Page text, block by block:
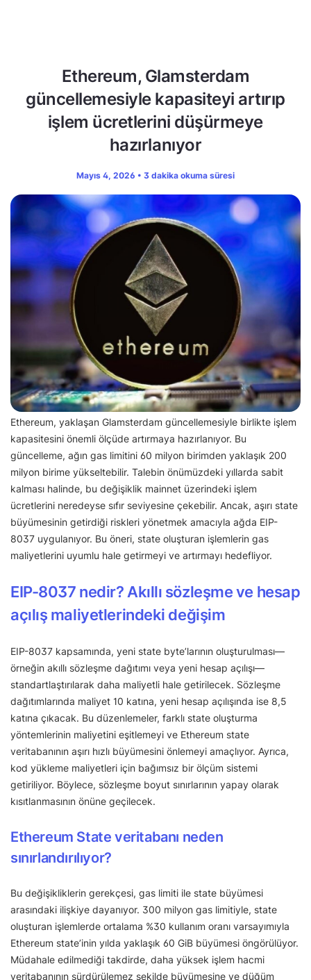
Ethereum, Glamsterdam
güncellemesiyle kapasiteyi artırıp
işlem ücretlerini düşürmeye
hazırlanıyor
Mayıs 4, 2026 • 3 dakika okuma süresi
Ethereum, yaklaşan Glamsterdam güncellemesiyle birlikte işlem
kapasitesini önemli ölçüde artırmaya hazırlanıyor. Bu
güncelleme, ağın gas limitini 60 milyon birimden yaklaşık 200
milyon birime yükseltebilir. Talebin önümüzdeki yıllarda sabit
kalması halinde, bu değişiklik mainnet üzerindeki işlem
ücretlerini neredeyse sıfır seviyesine çekebilir. Ancak, aşırı state
büyümesinin getirdiği riskleri yönetmek amacıyla ağda EIP-
8037 uygulanıyor. Bu öneri, state oluşturan işlemlerin gas
maliyetlerini uyumlu hale getirmeyi ve artırmayı hedefliyor.
EIP-8037 nedir? Akıllı sözleşme ve hesap
açılış maliyetlerindeki değişim
EIP-8037 kapsamında, yeni state byte’larının oluşturulması—
örneğin akıllı sözleşme dağıtımı veya yeni hesap açılışı—
standartlaştırılarak daha maliyetli hale getirilecek. Sözleşme
dağıtımlarında maliyet 10 katına, yeni hesap açılışında ise 8,5
katına çıkacak. Bu düzenlemeler, farklı state oluşturma
yöntemlerinin maliyetini eşitlemeyi ve Ethereum state
veritabanının aşırı hızlı büyümesini önlemeyi amaçlıyor. Ayrıca,
kod yükleme maliyetleri için bağımsız bir ölçüm sistemi
getiriliyor. Böylece, sözleşme boyut sınırlarının yapay olarak
kısıtlanmasının önüne geçilecek.
Ethereum State veritabanı neden
sınırlandırılıyor?
Bu değişikliklerin gerekçesi, gas limiti ile state büyümesi
arasındaki ilişkiye dayanıyor. 300 milyon gas limitiyle, state
oluşturan işlemlerde ortalama %30 kullanım oranı varsayımıyla
Ethereum state’inin yılda yaklaşık 60 GiB büyümesi öngörülüyor.
Müdahale edilmediği takdirde, daha yüksek işlem hacmi
veritabanının sürdürülemez şekilde büyümesine ve düğüm